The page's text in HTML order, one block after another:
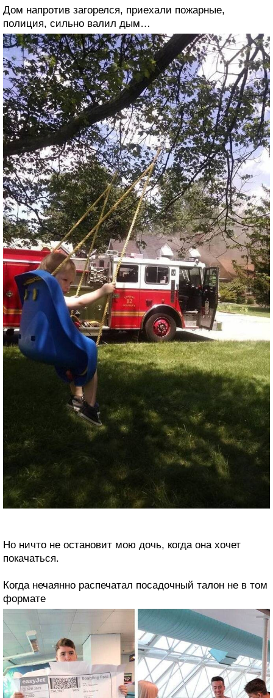
Дом напротив загорелся, приехали пожарные,
полиция, сильно валил дым…
Но ничто не остановит мою дочь, когда она хочет
покачаться.
Когда нечаянно распечатал посадочный талон не в том
формате